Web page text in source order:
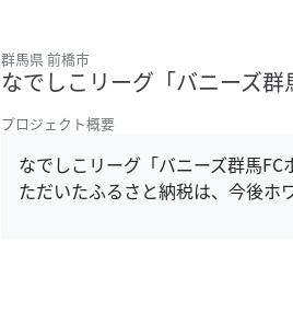
群馬県 前橋市
なでしこリーグ「バニーズ
プロジェクト概要
なでしこリーグ「バニーズ群馬
ただいたふるさと納税は、今後ホ